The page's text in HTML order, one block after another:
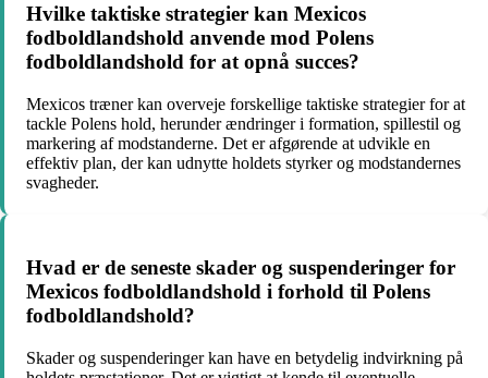
Hvilke taktiske strategier kan Mexicos
fodboldlandshold anvende mod Polens
fodboldlandshold for at opnå succes?
Mexicos træner kan overveje forskellige taktiske strategier for at
tackle Polens hold, herunder ændringer i formation, spillestil og
markering af modstanderne. Det er afgørende at udvikle en
effektiv plan, der kan udnytte holdets styrker og modstandernes
svagheder.
Hvad er de seneste skader og suspenderinger for
Mexicos fodboldlandshold i forhold til Polens
fodboldlandshold?
Skader og suspenderinger kan have en betydelig indvirkning på